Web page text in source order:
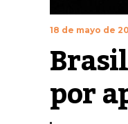
18 de mayo de
por